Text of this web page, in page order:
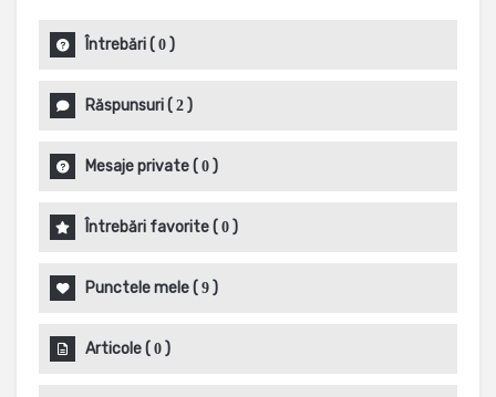
Întrebări( 0 )
Răspunsuri( 2 )
Mesaje private( 0 )
Întrebări favorite( 0 )
Punctele mele( 9 )
Articole( 0 )